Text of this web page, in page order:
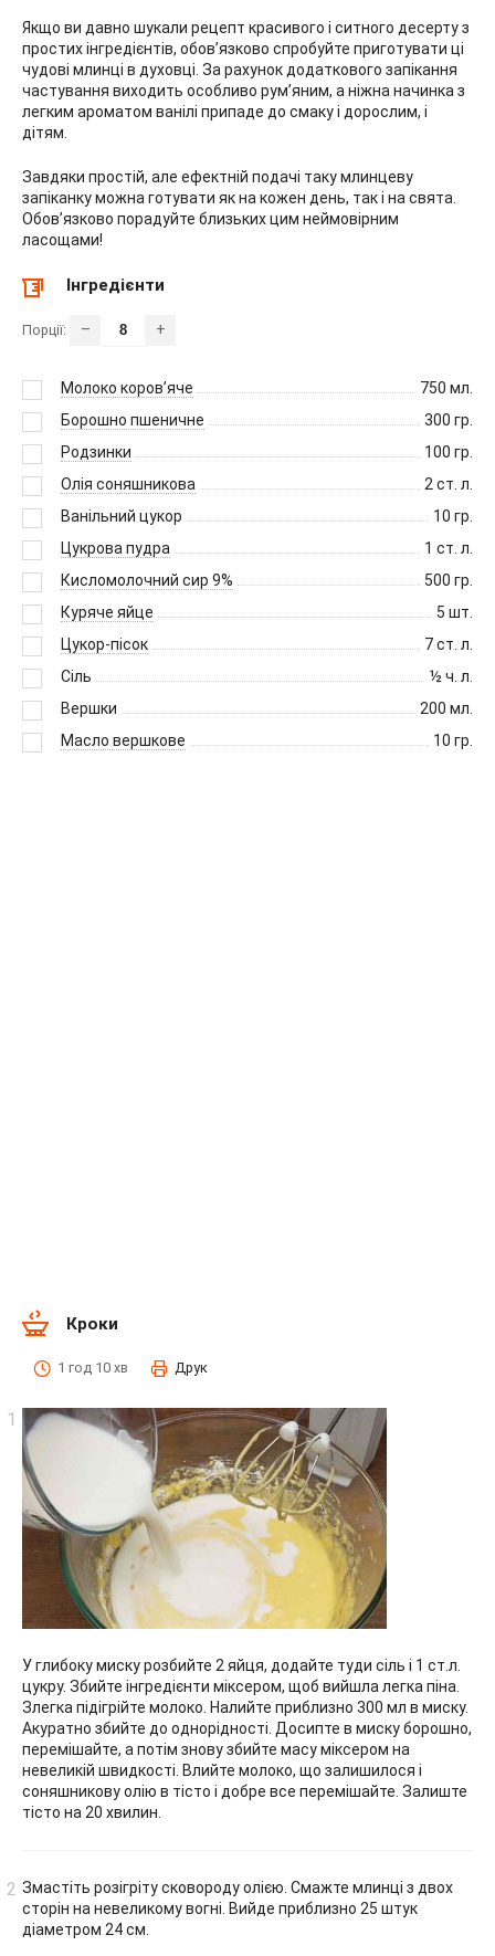
Якщо ви давно шукали рецепт красивого і ситного десерту з
простих інгредієнтів, обов’язково спробуйте приготувати ці
чудові млинці в духовці. За рахунок додаткового запікання
частування виходить особливо рум’яним, а ніжна начинка з
легким ароматом ванілі припаде до смаку і дорослим, і
дітям.
Завдяки простій, але ефектній подачі таку млинцеву
запіканку можна готувати як на кожен день, так і на свята.
Обов’язково порадуйте близьких цим неймовірним
ласощами!
Інгредієнти
Порції: – +
Молоко коров’яче 750 мл.
Борошно пшеничне
300 гр.
Родзинки
100 гр.
Олія соняшникова
2 ст. л.
Ванільний цукор
10 гр.
Цукрова пудра
1 ст. л.
Кисломолочний сир 9%
500 гр.
Куряче яйце
5 шт.
Цукор-пісок
7ст. л.
Сіль
½ ч. л.
Вершки
200 мл.
Масло вершкове
10 гр.
Кроки
1 год 10 хв Друк
У глибоку миску розбийте 2 яйця, додайте туди сіль і 1 ст.л.
цукру. Збийте інгредієнти міксером, щоб вийшла легка піна.
Злегка підігрійте молоко. Налийте приблизно 300 мл в миску.
Акуратно збийте до однорідності. Досипте в миску борошно,
перемішайте, а потім знову збийте масу міксером на
невеликій швидкості. Влийте молоко, що залишилося і
соняшникову олію в тісто і добре все перемішайте. Залиште
тісто на 20 хвилин.
Змастіть розігріту сковороду олією. Смажте млинці з двох
сторін на невеликому вогні. Вийде приблизно 25 штук
діаметром 24 см.